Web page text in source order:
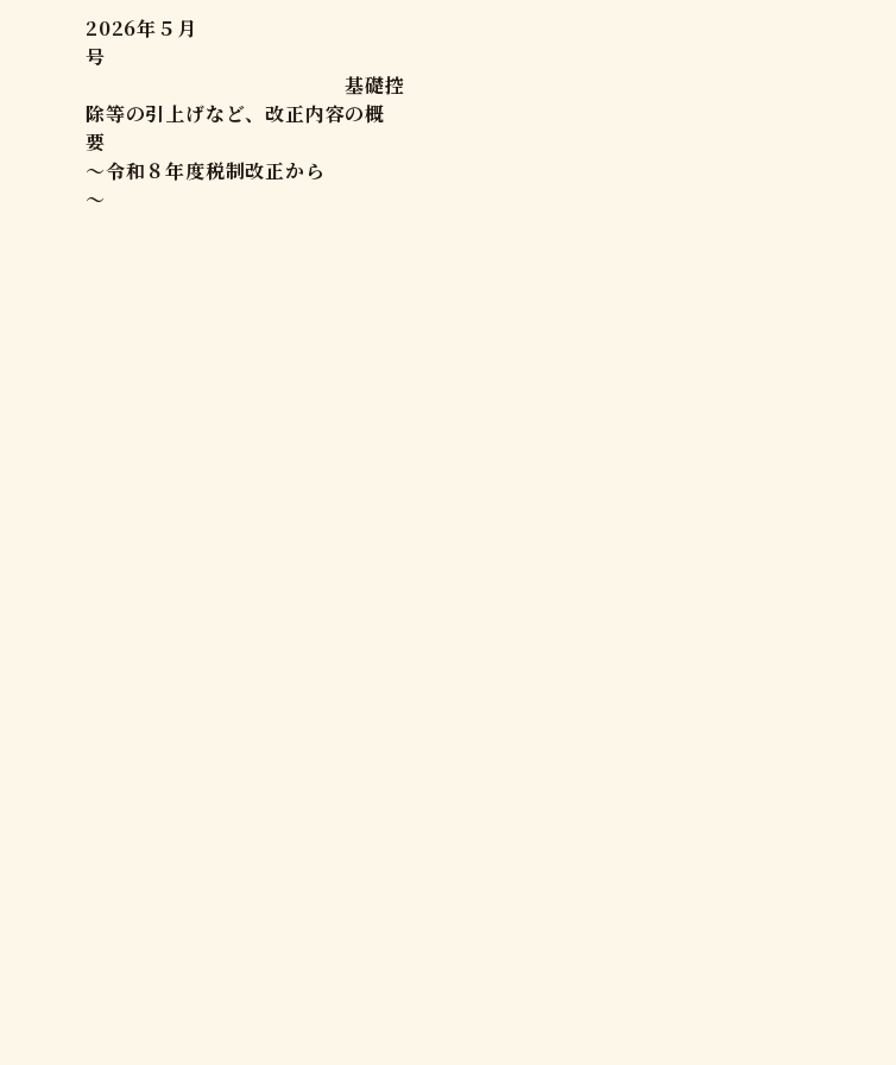
2026年５月
号
基礎控
除等の引上げなど、改正内容の概
要
～令和８年度税制改正から
～